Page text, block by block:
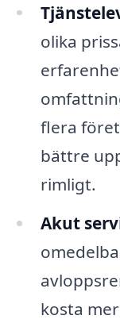
olika
flera
bättre
rimligt.
Akut
kosta